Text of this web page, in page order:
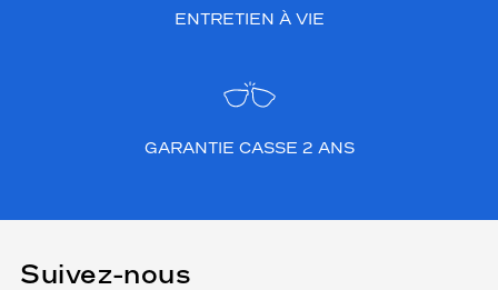
ENTRETIEN À VIE
GARANTIE CASSE 2 ANS
Suivez-nous